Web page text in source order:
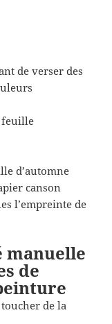
de verser des
feuille
d’automne
canson
l’empreinte de
manuelle
de
de la